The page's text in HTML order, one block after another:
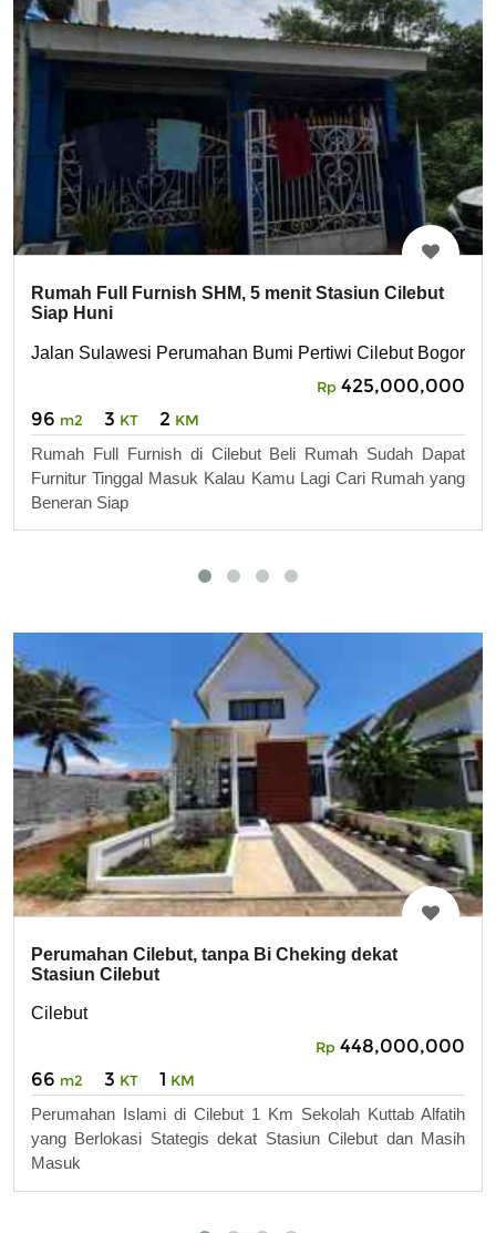
Rumah Full Furnish SHM, 5 menit Stasiun Cilebut
Siap Huni
Jalan Sulawesi Perumahan Bumi Pertiwi Cilebut Bogor
Rp 425,000,000
96 m2 3 KT 2 KM
Rumah Full Furnish di Cilebut Beli Rumah Sudah Dapat
Furnitur Tinggal Masuk Kalau Kamu Lagi Cari Rumah yang
Beneran Siap
Perumahan Cilebut, tanpa Bi Cheking dekat
Stasiun Cilebut
Cilebut
Rp 448,000,000
66 m2 3 KT 1 KM
Perumahan Islami di Cilebut 1 Km Sekolah Kuttab Alfatih
yang Berlokasi Stategis dekat Stasiun Cilebut dan Masih
Masuk